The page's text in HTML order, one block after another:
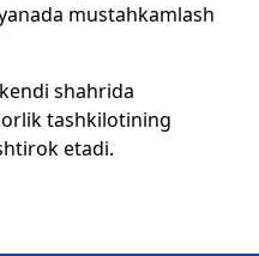
mustahkamlash
shahrida
tashkilotining
etadi.